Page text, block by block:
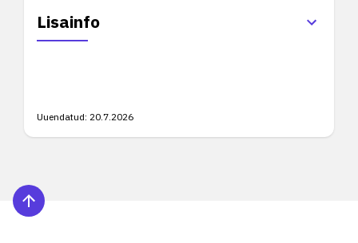
Lisainfo
Uuendatud: 20.7.2026